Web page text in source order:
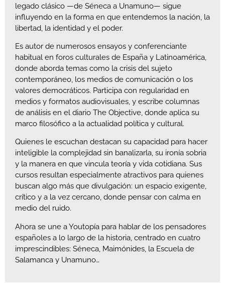
legado clásico —de Séneca a Unamuno— sigue
influyendo en la forma en que entendemos la nación, la
libertad, la identidad y el poder.
Es autor de numerosos ensayos y conferenciante
habitual en foros culturales de España y Latinoamérica,
donde aborda temas como la crisis del sujeto
contemporáneo, los medios de comunicación o los
valores democráticos. Participa con regularidad en
medios y formatos audiovisuales, y escribe columnas
de análisis en el diario The Objective, donde aplica su
marco filosófico a la actualidad política y cultural.
Quienes le escuchan destacan su capacidad para hacer
inteligible la complejidad sin banalizarla, su ironía sobria
y la manera en que vincula teoría y vida cotidiana. Sus
cursos resultan especialmente atractivos para quienes
buscan algo más que divulgación: un espacio exigente,
crítico y a la vez cercano, donde pensar con calma en
medio del ruido.
Ahora se une a Youtopía para hablar de los pensadores
españoles a lo largo de la historia, centrado en cuatro
imprescindibles: Séneca, Maimónides, la Escuela de
Salamanca y Unamuno…